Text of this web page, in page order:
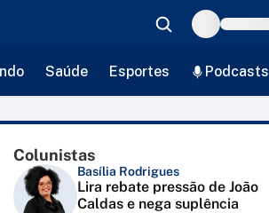
Saúde Esportes Podcasts
Colunistas
Basília Rodrigues
Lira rebate pressão de João
Caldas e nega suplência